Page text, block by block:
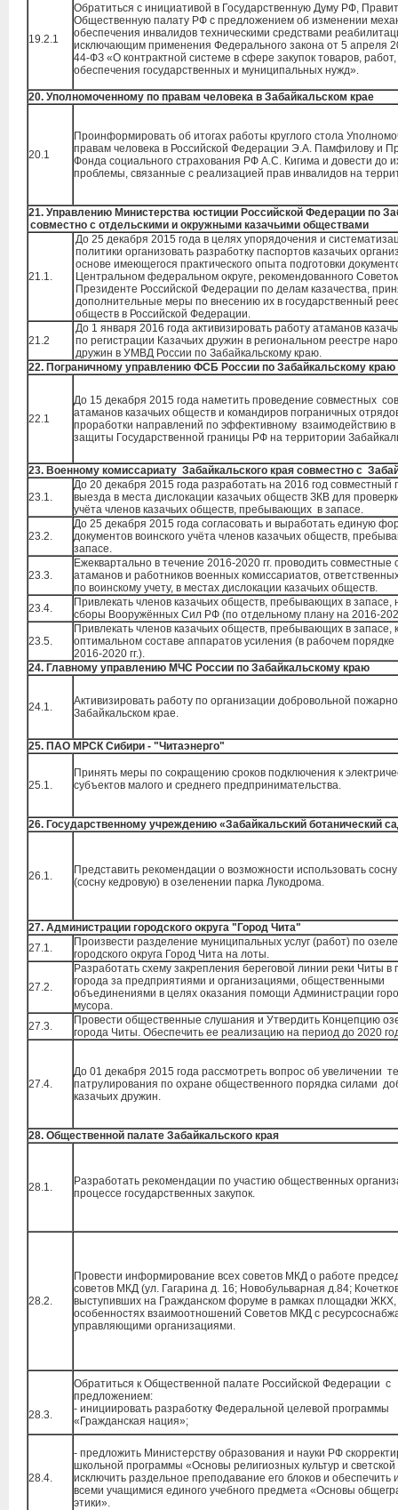
19.2.1
Обратиться с инициативой в Государственную Думу РФ,
Общественную палату РФ с предложением об изменении
обеспечения инвалидов техническими средствами
исключающим применения Федерального закона от 5 апреля
44-ФЗ «О контрактной системе в сфере закупок товаров, работ,
обеспечения государственных и муниципальных нужд».
20. Уполномоченному по правам человека в Забайкальском крае
20.1
Проинформировать об итогах работы круглого стола
правам человека в Российской Федерации Э.А. Памфилову и
Фонда социального страхования РФ А.С. Кигима и довести до
проблемы, связанные с реализацией прав инвалидов на
21. Управлению Министерства юстиции Российской Федерации по
совместно с отдельскими и окружными казачьими обществами
21.1.
До 25 декабря 2015 года в целях упорядочения и
политики организовать разработку паспортов казачьих
основе имеющегося практического опыта подготовки
Центральном федеральном округе, рекомендованного
Президенте Российской Федерации по делам казачества,
дополнительные меры по внесению их в государственный
обществ в Российской Федерации.
21.2
До 1 января 2016 года активизировать работу атаманов
по регистрации Казачьих дружин в региональном реестре
дружин в УМВД России по Забайкальскому краю.
22. Пограничному управлению ФСБ России по Забайкальскому краю
22.1
До 15 декабря 2015 года наметить проведение совместных
атаманов казачьих обществ и командиров пограничных
проработки направлений по эффективному взаимодействию в
защиты Государственной границы РФ на территории
23. Военному комиссариату Забайкальского края совместно с
23.1.
До 20 декабря 2015 года разработать на 2016 год совместный
выезда в места дислокации казачьих обществ ЗКВ для
учёта членов казачьих обществ, пребывающих в запасе.
23.2.
До 25 декабря 2015 года согласовать и выработать единую
документов воинского учёта членов казачьих обществ,
запасе.
23.3.
Ежеквартально в течение 2016-2020 гг. проводить
атаманов и работников военных комиссариатов,
по воинскому учету, в местах дислокации казачьих обществ.
23.4.
Привлекать членов казачьих обществ, пребывающих в запасе,
сборы Вооружённых Сил РФ (по отдельному плану на 2016-
23.5.
Привлекать членов казачьих обществ, пребывающих в запасе,
оптимальном составе аппаратов усиления (в рабочем
2016-2020 гг.).
24. Главному управлению МЧС России по Забайкальскому краю
24.1.
Активизировать работу по организации добровольной
Забайкальском крае.
25. ПАО МРСК Сибири - "Читаэнерго"
25.1.
Принять меры по сокращению сроков подключения к
субъектов малого и среднего предпринимательства.
26. Государственному учреждению «Забайкальский ботанический
26.1.
Представить рекомендации о возможности использовать
(сосну кедровую) в озеленении парка Лукодрома.
27. Администрации городского округа "Город Чита"
27.1.
Произвести разделение муниципальных услуг (работ) по
городского округа Город Чита на лоты.
27.2.
Разработать схему закрепления береговой линии реки Читы в
города за предприятиями и организациями, общественными
объединениями в целях оказания помощи Администрации
мусора.
27.3.
Провести общественные слушания и Утвердить Концепцию
города Читы. Обеспечить ее реализацию на период до 2020
27.4.
До 01 декабря 2015 года рассмотреть вопрос об увеличении
патрулирования по охране общественного порядка силами
казачьих дружин.
28. Общественной палате Забайкальского края
28.1.
Разработать рекомендации по участию общественных
процессе государственных закупок.
28.2.
Провести информирование всех советов МКД о работе
советов МКД (ул. Гагарина д. 16; Новобульварная д.84;
выступивших на Гражданском форуме в рамках площадки ЖКХ,
особенностях взаимоотношений Советов МКД с
управляющими организациями.
28.3.
Обратиться к Общественной палате Российской Федерации с
предложением:
- инициировать разработку Федеральной целевой программы
«Гражданская нация»;
28.4.
- предложить Министерству образования и науки РФ
школьной программы «Основы религиозных культур и светской
исключить раздельное преподавание его блоков и обеспечить
всеми учащимися единого учебного предмета «Основы
этики».